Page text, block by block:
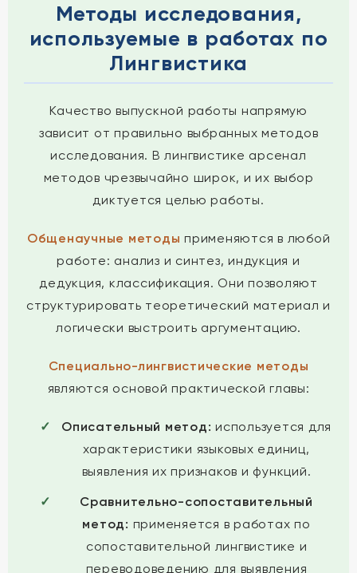
Методы исследования,
используемые в работах по
Лингвистика
Качество выпускной работы напрямую
зависит от правильно выбранных методов
исследования. В лингвистике арсенал
методов чрезвычайно широк, и их выбор
диктуется целью работы.
Общенаучные методы применяются в любой
работе: анализ и синтез, индукция и
дедукция, классификация. Они позволяют
структурировать теоретический материал и
логически выстроить аргументацию.
Специально-лингвистические методы
являются основой практической главы:
Описательный метод: используется для
характеристики языковых единиц,
выявления их признаков и функций.
Сравнительно-сопоставительный
метод: применяется в работах по
сопоставительной лингвистике и
переводоведению для выявления